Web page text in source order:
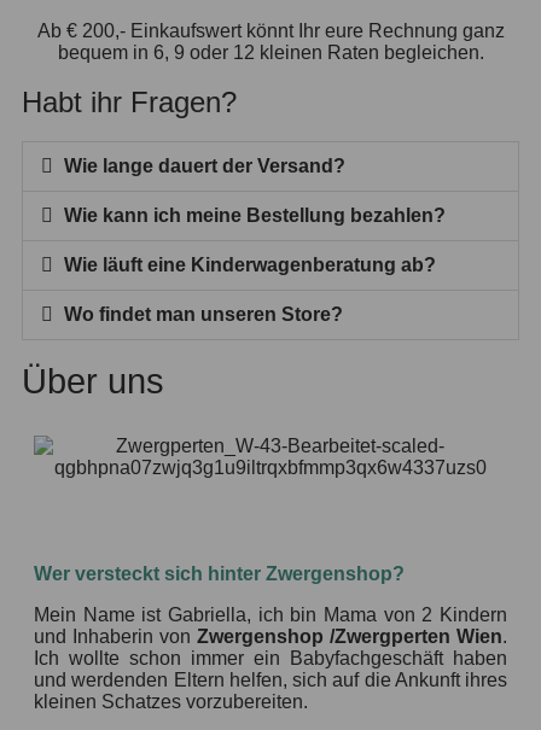
Ab € 200,- Einkaufswert könnt Ihr eure Rechnung ganz
bequem in 6, 9 oder 12 kleinen Raten begleichen.
Habt ihr Fragen?
Wie lange dauert der Versand?
Wie kann ich meine Bestellung bezahlen?
Wie läuft eine Kinderwagenberatung ab?
Wo findet man unseren Store?
Über uns
Wer versteckt sich hinter Zwergenshop?
Mein Name ist Gabriella, ich bin Mama von 2 Kindern
und Inhaberin von Zwergenshop /Zwergperten Wien.
Ich wollte schon immer ein Babyfachgeschäft haben
und werdenden Eltern helfen, sich auf die Ankunft ihres
kleinen Schatzes vorzubereiten.